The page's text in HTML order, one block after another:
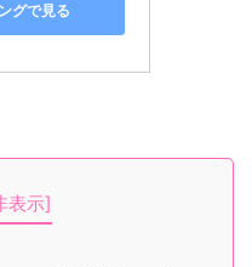
グで見る
表示]